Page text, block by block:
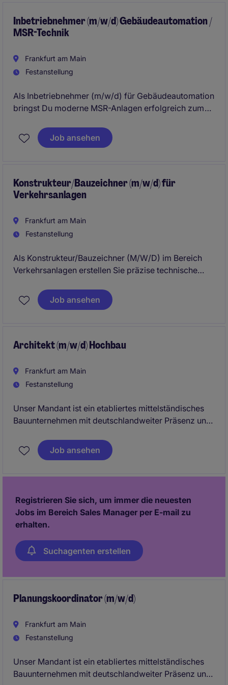
Anforderungen erfüllt werden.
Inbetriebnehmer (m/w/d) Gebäudeautomation /
MSR-Technik
Frankfurt am Main
Festanstellung
Als Inbetriebnehmer (m/w/d) für Gebäudeautomation
bringst Du moderne MSR-Anlagen erfolgreich zum
Systeme effizient und störungsfrei funktionieren.
Dabei begleitest Du Projekte von der Inbetriebnahme
Technik und Praxis.
Job ansehen
Konstrukteur/Bauzeichner (m/w/d) für
Verkehrsanlagen
Frankfurt am Main
Festanstellung
Als Konstrukteur/Bauzeichner (M/W/D) im Bereich
Verkehrsanlagen erstellen Sie präzise technische
Bauprojekten. Ihre Arbeit trägt dazu bei, die
Infrastruktur effizient und nachhaltig zu gestalten.
Job ansehen
Architekt (m/w/d) Hochbau
Frankfurt am Main
Festanstellung
Unser Mandant ist ein etabliertes mittelständisches
Bauunternehmen mit deutschlandweiter Präsenz und
anspruchsvoller Hochbau- und Infrastrukturprojekte.
Das Unternehmen steht für hohe technische
Entscheidungswegen und spannenden
Großprojekten.
Job ansehen
Registrieren Sie sich, um immer die neuesten
Jobs im Bereich Sales Manager per E-mail zu
erhalten.
Suchagenten erstellen
Planungskoordinator (m/w/d)
Frankfurt am Main
Festanstellung
Unser Mandant ist ein etabliertes mittelständisches
Bauunternehmen mit deutschlandweiter Präsenz und